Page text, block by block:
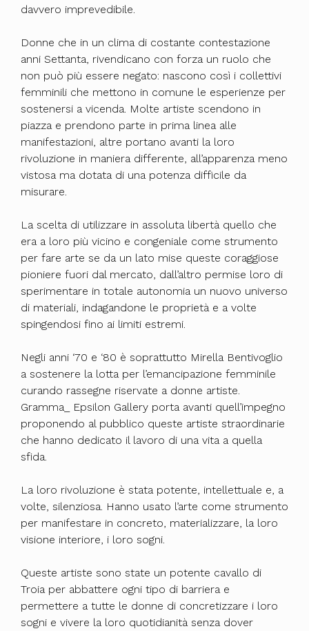
davvero imprevedibile.
Donne che in un clima di costante contestazione
anni Settanta, rivendicano con forza un ruolo che
non può più essere negato: nascono così i collettivi
femminili che mettono in comune le esperienze per
sostenersi a vicenda. Molte artiste scendono in
piazza e prendono parte in prima linea alle
manifestazioni, altre portano avanti la loro
rivoluzione in maniera differente, all’apparenza meno
vistosa ma dotata di una potenza difficile da
misurare.
La scelta di utilizzare in assoluta libertà quello che
era a loro più vicino e congeniale come strumento
per fare arte se da un lato mise queste coraggiose
pioniere fuori dal mercato, dall’altro permise loro di
sperimentare in totale autonomia un nuovo universo
di materiali, indagandone le proprietà e a volte
spingendosi fino ai limiti estremi.
Negli anni ‘70 e ‘80 è soprattutto Mirella Bentivoglio
a sostenere la lotta per l’emancipazione femminile
curando rassegne riservate a donne artiste.
Gramma_ Epsilon Gallery porta avanti quell’impegno
proponendo al pubblico queste artiste straordinarie
che hanno dedicato il lavoro di una vita a quella
sfida.
La loro rivoluzione è stata potente, intellettuale e, a
volte, silenziosa. Hanno usato l’arte come strumento
per manifestare in concreto, materializzare, la loro
visione interiore, i loro sogni.
Queste artiste sono state un potente cavallo di
Troia per abbattere ogni tipo di barriera e
permettere a tutte le donne di concretizzare i loro
sogni e vivere la loro quotidianità senza dover